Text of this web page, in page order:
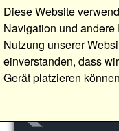
Diese Website
Navigation und
Nutzung unserer
einverstanden, dass
Gerät platzieren